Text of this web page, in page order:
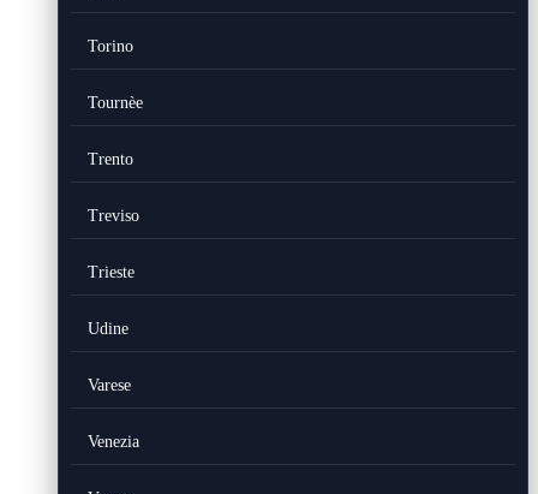
Torino
Tournèe
Trento
Treviso
Trieste
Udine
Varese
Venezia